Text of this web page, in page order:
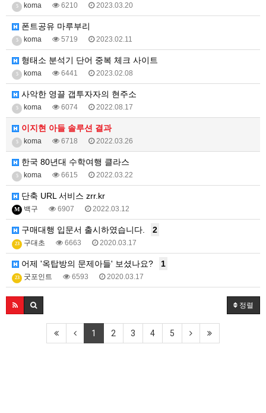
5 koma 6210 2023.03.20
폰트공유 마루부리
5 koma 5719 2023.02.11
형태소 분석기 단어 중복 체크 사이트
5 koma 6441 2023.02.08
사악한 영끌 갭투자자의 현주소
5 koma 6074 2022.08.17
이지현 아들 솔루션 결과
5 koma 6718 2022.03.26
한국 80년대 수학여행 클라스
5 koma 6615 2022.03.22
단축 URL 서비스 zrr.kr
M 백구 6907 2022.03.12
구매대행 입문서 출시하였습니다. 2
23 구대초 6663 2020.03.17
어제 '옥탑방의 문제아들' 보셨나요? 1
23 굿포인트 6593 2020.03.17
정렬
1 2 3 4 5